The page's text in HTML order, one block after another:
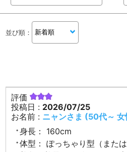
並び順 ：
評価
投稿日 : 2026/07/25
お名前 : ニャンさま (50代～ 女
身長：
160cm
体型：
ぽっちゃり型（または